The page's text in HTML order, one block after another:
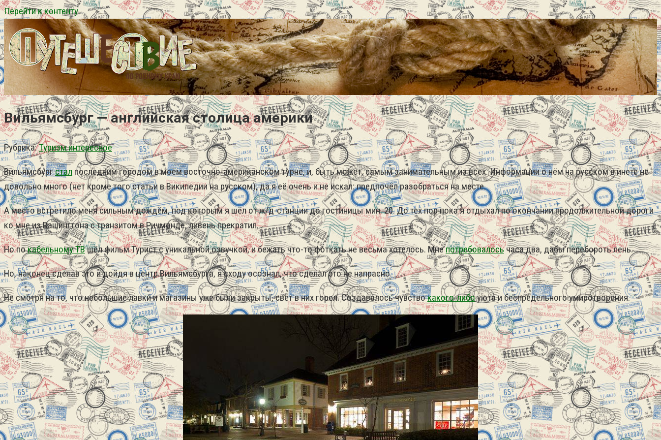
Перейти к контенту
Вильямсбург — английская столица америки
Рубрика:Туризм интересное
Вильямсбургстал последним городом в моём восточно-американском турне, и, быть может, самым занимательным из всех. Информации о нём на русском в инете не
довольно много (нет кроме того статьи в Википедии на русском), да я её очень и не искал: предпочёл разобраться на месте.
А место встретило меня сильным дождём, под которым я шёл от ж/д-станции до гостиницы мин. 20. До тех пор пока я отдыхал по окончании продолжительной дороги
ко мне из Вашингтона с транзитом в Ричмонде, ливень прекратил.
Но покабельному ТВшёл фильм Турист с уникальной озвучкой, и бежать что-то фоткать не весьма хотелось. Мнепотребовалосьчаса два, дабы перебороть лень.
Но, наконец сделав это и дойдя в центр Вильямсбурга, я сходу осознал, что сделал это не напрасно.
Не смотря на то, что небольшие лавки и магазины уже были закрыты, свет в них горел. Создавалось чувствокакого-либоуюта и беспредельного умиротворения.